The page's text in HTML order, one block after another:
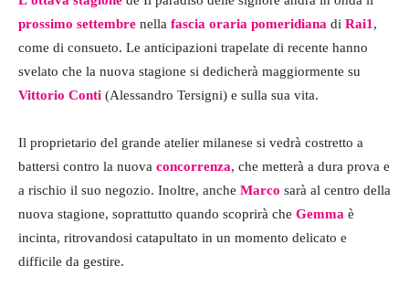
prossimo settembre nella fascia oraria pomeridiana di Rai1 ,
come di consueto. Le anticipazioni trapelate di recente hanno
svelato che la nuova stagione si dedicherà maggiormente su
Vittorio Conti (Alessandro Tersigni) e sulla sua vita.
Il proprietario del grande atelier milanese si vedrà costretto a
battersi contro la nuova concorrenza, che metterà a dura prova e
a rischio il suo negozio. Inoltre, anche Marco sarà al centro della
nuova stagione, soprattutto quando scoprirà che Gemma è
incinta, ritrovandosi catapultato in un momento delicato e
difficile da gestire.